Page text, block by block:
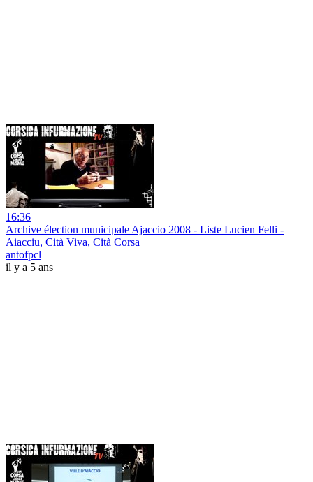
16:36
Archive élection municipale Ajaccio 2008 - Liste Lucien Felli -
Aiacciu, Cità Viva, Cità Corsa
antofpcl
il y a 5 ans